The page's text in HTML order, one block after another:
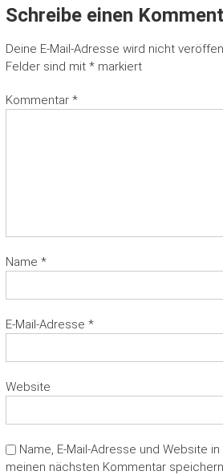
Schreibe einen
Deine E-Mail-Adresse wird nicht
Felder sind mit *markiert
Kommentar *
Name *
E-Mail-Adresse *
Website
Name, E-Mail-Adresse und Website
meinen nächsten Kommentar